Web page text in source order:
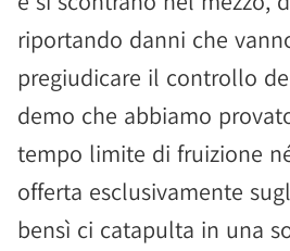
riportando danni che
pregiudicare il controllo
demo che abbiamo
tempo limite di fruizione
offerta esclusivamente
bensì ci catapulta in una